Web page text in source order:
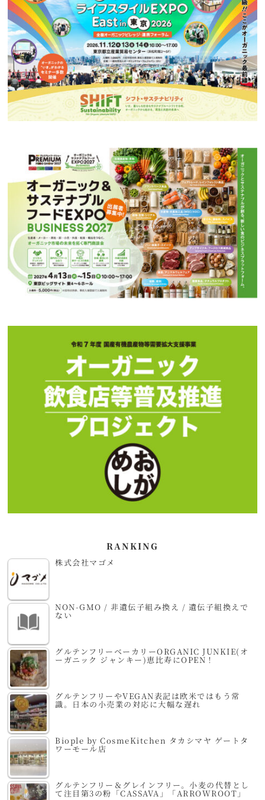
RANKING
株式会社マゴメ
NON-GMO / 非遺伝子組み換え / 遺伝子組換えで
ない
グルテンフリーベーカリーORGANIC JUNKIE(オ
ーガニック ジャンキー)恵比寿にOPEN！
グルテンフリーやVEGAN表記は欧米ではもう常
識。日本の小売業の対応に大幅な遅れ
Biople by CosmeKitchen タカシマヤ ゲートタ
ワーモール店
グルテンフリー＆グレインフリー。小麦の代替とし
て注目第3の粉「CASSAVA」「ARROWROOT」